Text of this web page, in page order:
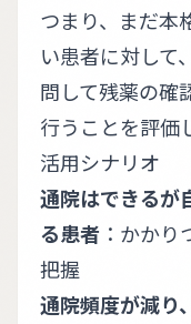
つまり、まだ本
い患者に対して
問して残薬の確
行うことを評価
活用シナリオ
通院はできるが
る患者 ：かか
把握
通院頻度が減り